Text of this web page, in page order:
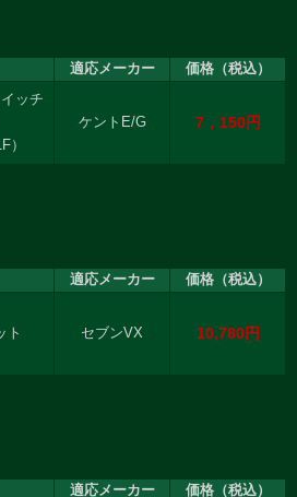
適応メーカー
価格（税込）
ッチ
）
ケントE/G 7，150円
適応メーカー
価格（税込）
ト セブンVX 10,780円
適応メーカー 価格（税込）